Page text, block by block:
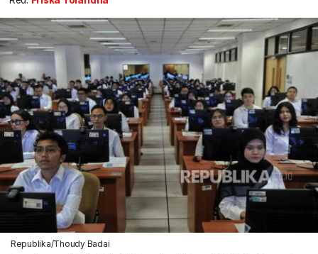
Republika/Thoudy Badai